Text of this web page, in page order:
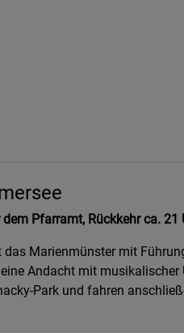
Pfarramt, Rückkehr ca. 21
Marienmünster mit
Andacht mit
Park und fahren